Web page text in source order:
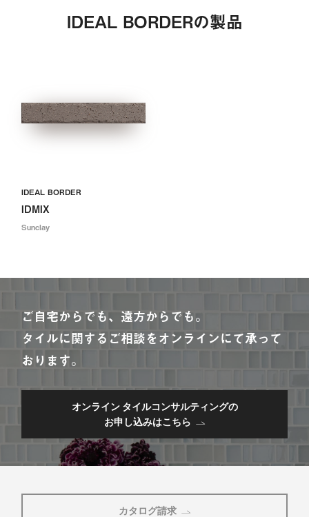
IDEAL BORDERの製品
IDEAL BORDER
IDMIX
Sunclay
ご自宅からでも、遠方からでも。
タイルに関するご相談をオンラインにて承って
おります。
オンライン タイルコンサルティングの
お申し込みはこちら
カタログ請求